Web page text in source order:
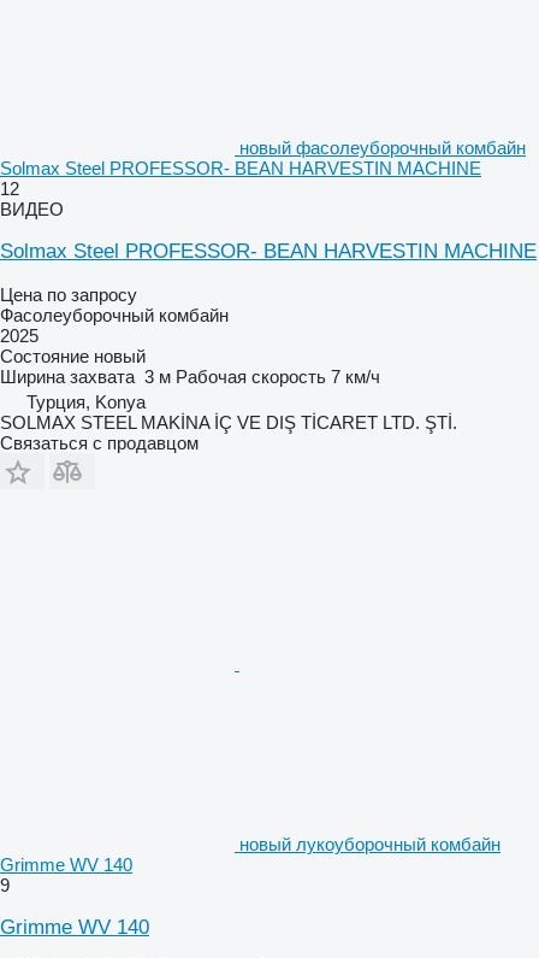
новый фасолеуборочный комбайн
Solmax Steel PROFESSOR- BEAN HARVESTIN MACHINE
12
ВИДЕО
Solmax Steel PROFESSOR- BEAN HARVESTIN MACHINE
Цена по запросу
Фасолеуборочный комбайн
2025
Состояние новый
Ширина захвата 3 м Рабочая скорость 7 км/ч
Турция, Konya
SOLMAX STEEL MAKİNA İÇ VE DIŞ TİCARET LTD. ŞTİ.
Связаться с продавцом
новый лукоуборочный комбайн
Grimme WV 140
9
Grimme WV 140